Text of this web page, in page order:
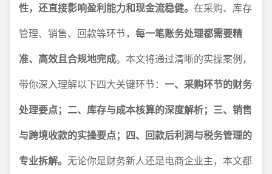
性，还直接影响盈利能力和现金流稳健。 在采购、库存
管理、销售、回款等环节， 每一笔账务处理都需要精
准、高效且合规地完成。本文将通过清晰的实操案例，
带你深入理解以下四大关键环节： 一、采购环节的财务
处理要点；二、库存与成本核算的深度解析；三、销售
与跨境收款的实操要点；四、回款后利润与税务管理的
专业拆解。 无论你是财务新人还是电商企业主，本文都